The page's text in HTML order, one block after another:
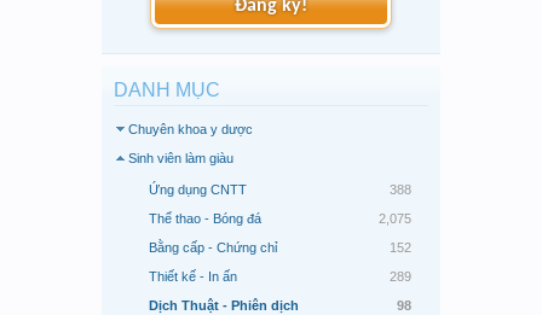
Đăng ký!
DANH MỤC
Chuyên khoa y dược
Sinh viên làm giàu
Ứng dụng CNTT
388
Thể thao - Bóng đá
2,075
Bằng cấp - Chứng chỉ
152
Thiết kế - In ấn
289
Dịch Thuật - Phiên dịch
98